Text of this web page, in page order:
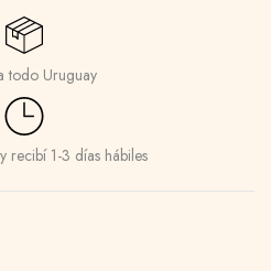
todo Uruguay
recibí 1-3 días hábiles
correo electrónico y
para la próxima